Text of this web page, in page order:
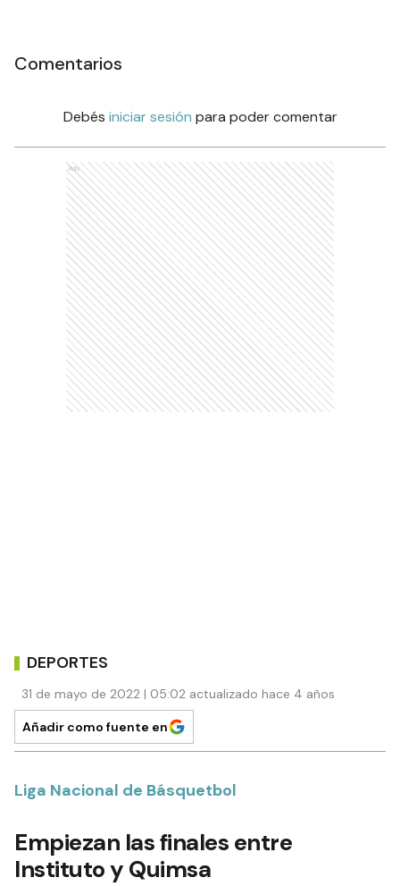
Comentarios
Debés iniciar sesión para poder comentar
Ads
DEPORTES
31 de mayo de 2022 | 05:02 actualizado hace 4 años
Añadir como fuente en
Liga Nacional de Básquetbol
Empiezan las finales entre
Instituto y Quimsa